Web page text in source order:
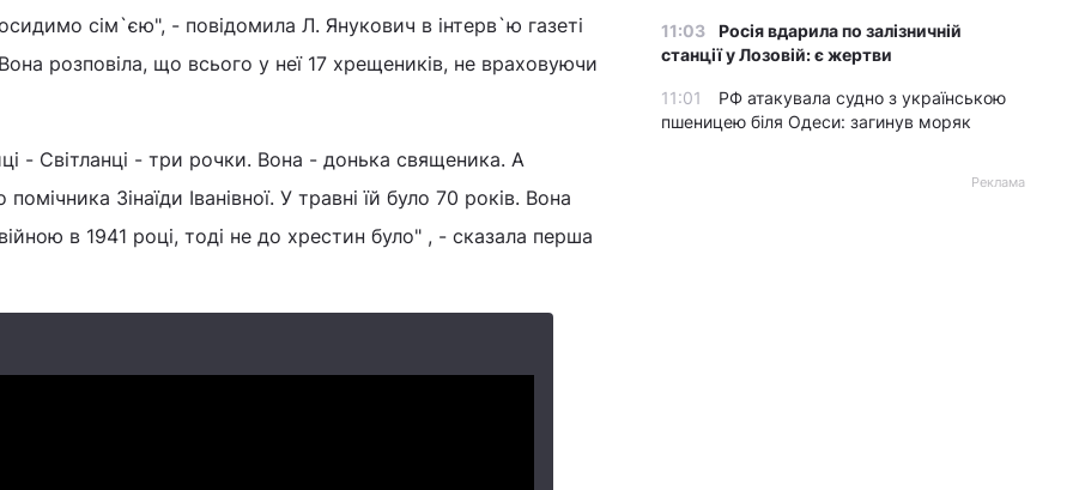
сім`єю", - повідомила Л. Янукович в інтерв`ю газеті
Вона розповіла, що всього у неї 17 хрещеників, не враховуючи
- Світланці - три рочки. Вона - донька священика. А
Зінаїди Іванівної. У травні їй було 70 років. Вона
в 1941 році, тоді не до хрестин було" , - сказала перша
11:03
Росія вдарила по залізничній
станції у Лозовій: є жертви
11:01
РФ атакувала судно з українською
пшеницею біля Одеси: загинув моряк
Реклама